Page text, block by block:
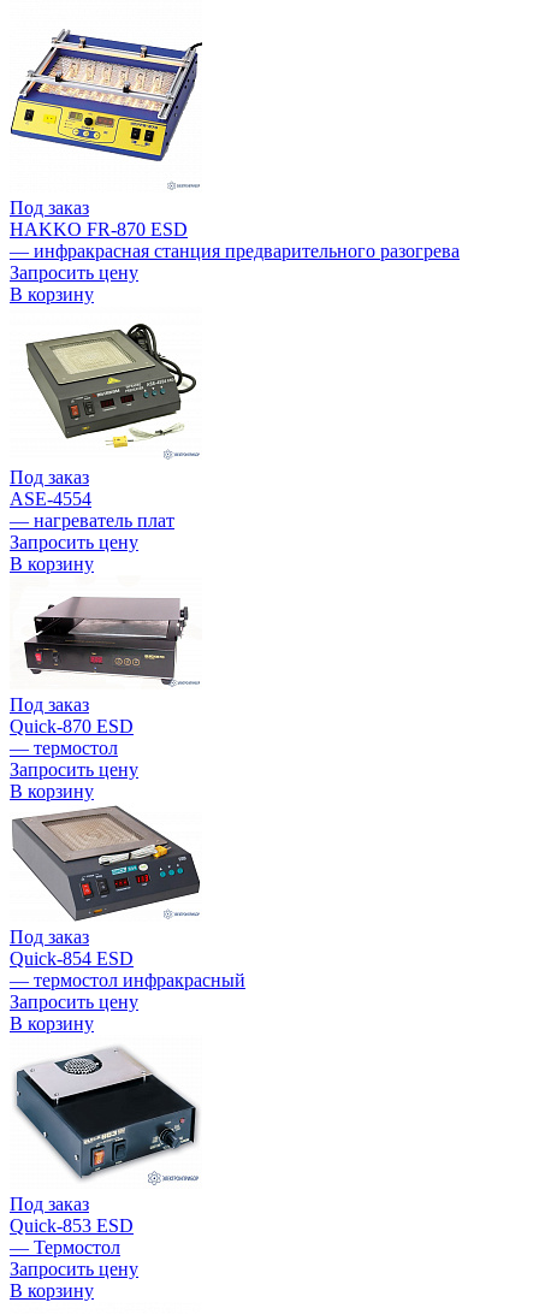
Под заказ
HAKKO FR-870 ESD
— инфракрасная станция предварительного разогрева
Запросить цену
В корзину
Под заказ
ASE-4554
— нагреватель плат
Запросить цену
В корзину
Под заказ
Quick-870 ESD
— термостол
Запросить цену
В корзину
Под заказ
Quick-854 ESD
— термостол инфракрасный
Запросить цену
В корзину
Под заказ
Quick-853 ESD
— Термостол
Запросить цену
В корзину